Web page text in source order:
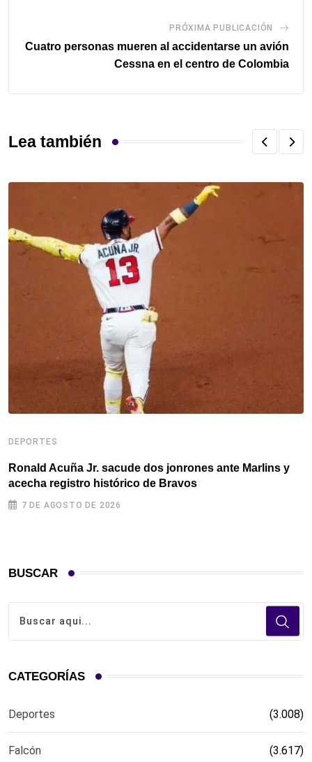
PRÓXIMA PUBLICACIÓN
Cuatro personas mueren al accidentarse un avión
Cessna en el centro de Colombia
Lea también
DEPORTES
Ronald Acuña Jr. sacude dos jonrones ante Marlins y
acecha registro histórico de Bravos
7 DE AGOSTO DE 2026
BUSCAR
CATEGORÍAS
Deportes (3.008)
Falcón (3.617)